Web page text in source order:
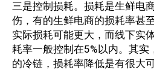
三是控制损耗。损耗是生鲜电
伤，有的生鲜电商的损耗率甚
实际损耗可能更大，而线下实
耗率一般控制在5%以内。其实
的冷链，损耗率降低是有很大可